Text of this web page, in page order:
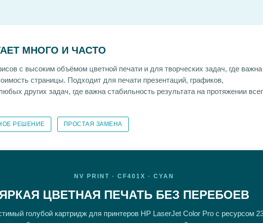
МНОГО И ЧАСТО
с высоким объёмом цветной печати и для творческих задач, где
страницы. Подходит для печати презентаций, графиков,
других задач, где важна стабильность результата на протяжении
РЕШЕНИЕ ПРОСТАЯ ЗАМЕНА
NV PRINT · CF401X · CYAN
ЯРКАЯ ЦВЕТНАЯ ПЕЧАТЬ БЕЗ ПЕРЕБОЕВ
голубой картридж для принтеров HP LaserJet Color Pro с ресурсом